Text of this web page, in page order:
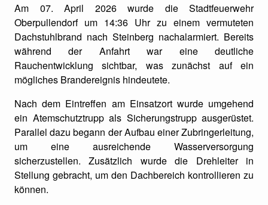
Am 07. April 2026 wurde die Stadtfeuerwehr
Oberpullendorf um 14:36 Uhr zu einem vermuteten
Dachstuhlbrand nach Steinberg nachalarmiert. Bereits
während der Anfahrt war eine deutliche
Rauchentwicklung sichtbar, was zunächst auf ein
mögliches Brandereignis hindeutete.
Nach dem Eintreffen am Einsatzort wurde umgehend
ein Atemschutztrupp als Sicherungstrupp ausgerüstet.
Parallel dazu begann der Aufbau einer Zubringerleitung,
um eine ausreichende Wasserversorgung
sicherzustellen. Zusätzlich wurde die Drehleiter in
Stellung gebracht, um den Dachbereich kontrollieren zu
können.